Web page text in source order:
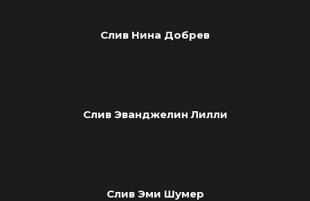
Слив Нина Добрев
Слив Эванджелин Лилли
Слив Эми Шумер